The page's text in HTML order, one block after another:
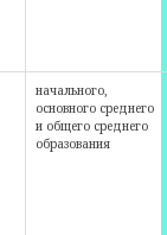
начального,
основного среднего
и общего среднего
образования